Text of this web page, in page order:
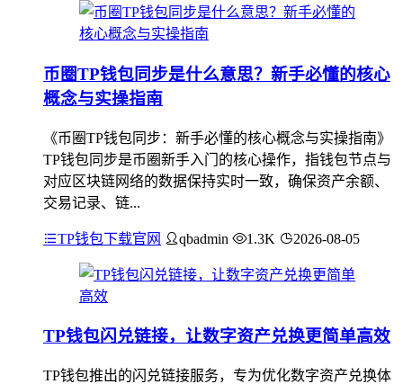
币圈TP钱包同步是什么意思？新手必懂的核心
概念与实操指南
《币圈TP钱包同步：新手必懂的核心概念与实操指南》
TP钱包同步是币圈新手入门的核心操作，指钱包节点与
对应区块链网络的数据保持实时一致，确保资产余额、
交易记录、链...
TP钱包下载官网 qbadmin 1.3K 2026-08-05
TP钱包闪兑链接，让数字资产兑换更简单高效
TP钱包推出的闪兑链接服务，专为优化数字资产兑换体